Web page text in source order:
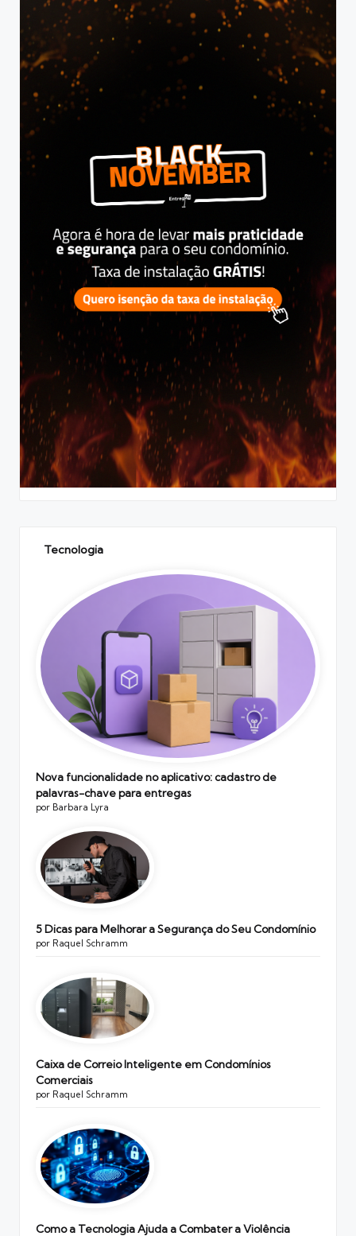
Tecnologia
Nova funcionalidade no aplicativo: cadastro de
palavras-chave para entregas
por Barbara Lyra
5 Dicas para Melhorar a Segurança do Seu Condomínio
por Raquel Schramm
Caixa de Correio Inteligente em Condomínios
Comerciais
por Raquel Schramm
Como a Tecnologia Ajuda a Combater a Violência